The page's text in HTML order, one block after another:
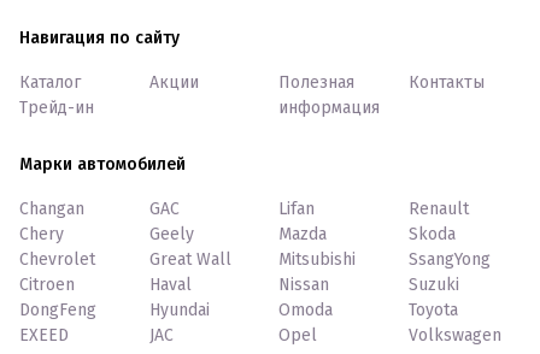
Навигация по сайту
Каталог
Трейд-ин
Акции
Полезная
информация
Контакты
Марки автомобилей
Changan
Chery
Chevrolet
Citroen
DongFeng
EXEED
GAC
Geely
Great Wall
Haval
Hyundai
JAC
Lifan
Mazda
Mitsubishi
Nissan
Omoda
Opel
Renault
Skoda
SsangYong
Suzuki
Toyota
Volkswagen